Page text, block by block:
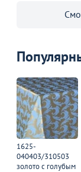
1625-
040403/310503
золото с голубым